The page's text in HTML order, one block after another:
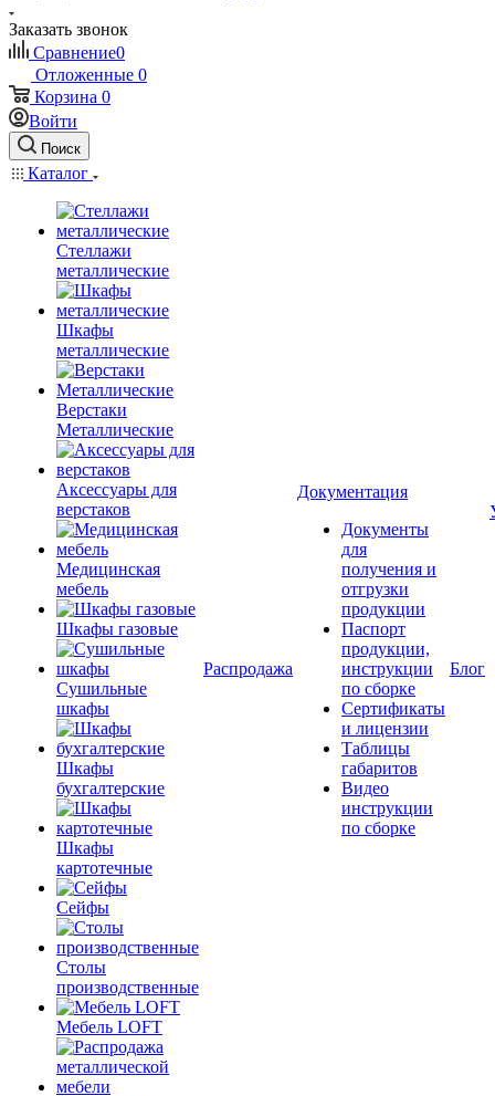
Заказать звонок
Сравнение0
Отложенные 0
Корзина 0
Войти
Поиск
Каталог
Стеллажи
металлические
Шкафы
металлические
Верстаки
Металлические
Аксессуары для
верстаков
Медицинская
мебель
Шкафы газовые
Сушильные
шкафы
Шкафы
бухгалтерские
Шкафы
картотечные
Сейфы
Столы
производственные
Мебель LOFT
Распродажа
Документация
Документы
для
получения и
отгрузки
продукции
Паспорт
продукции,
инструкции
по сборке
Сертификаты
и лицензии
Таблицы
габаритов
Видео
инструкции
по сборке
Блог